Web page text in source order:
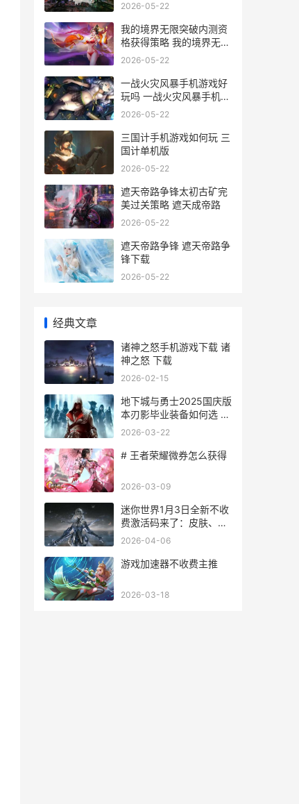
2026-05-22
我的境界无限突破内测资
格获得策略 我的境界无限
突破小说
2026-05-22
一战火灾风暴手机游戏好
玩吗 一战火灾风暴手机版
下载无需实名
2026-05-22
三国计手机游戏如何玩 三
国计单机版
2026-05-22
遮天帝路争锋太初古矿完
美过关策略 遮天成帝路
2026-05-22
遮天帝路争锋 遮天帝路争
锋下载
2026-05-22
经典文章
诸神之怒手机游戏下载 诸
神之怒 下载
2026-02-15
地下城与勇士2025国庆版
本刃影毕业装备如何选 地
下城与勇士2025嘉年华是
2026-03-22
# 王者荣耀微券怎么获得
2026-03-09
迷你世界1月3日全新不收
费激活码来了：皮肤、迷
你币与稀有道具别有失 迷
2026-04-06
游戏加速器不收费主推
2026-03-18